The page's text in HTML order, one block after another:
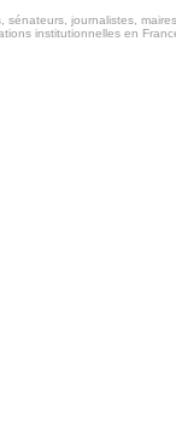
journalistes,
institutionnelles en